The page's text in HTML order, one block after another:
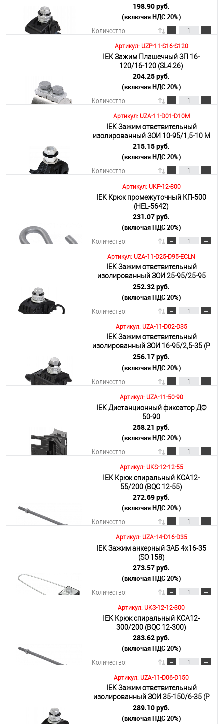
Подробнее
ECOLINE
198.90 руб.
(включая НДС 20%)
Количество:
В корзину
Подробнее
Артикул: UZP-11-S16-S120
IEK Зажим Плашечный ЗП 16-
120/16-120 (SL4.26)
204.25 руб.
(включая НДС 20%)
Количество:
В корзину
Подробнее
Артикул: UZA-11-D01-D10M
IEK Зажим ответвительный
изолированный ЗОИ 10-95/1,5-10 М
215.15 руб.
(включая НДС 20%)
Количество:
В корзину
Подробнее
Артикул: UKP-12-800
IEK Крюк промежуточный КП-500
(HEL-5642)
231.07 руб.
(включая НДС 20%)
Количество:
В корзину
Подробнее
Артикул: UZA-11-D25-D95-ECLN
IEK Зажим ответвительный
изолированный ЗОИ 25-95/25-95
ECOLINE
252.32 руб.
(включая НДС 20%)
Количество:
В корзину
Подробнее
Артикул: UZA-11-D02-D35
IEK Зажим ответвительный
изолированный ЗОИ 16-95/2,5-35 (P
645, P2X-95, SLIW15.1)
256.17 руб.
(включая НДС 20%)
Количество:
В корзину
Подробнее
Артикул: UZA-11-50-90
IEK Дистанционный фиксатор ДФ
50-90
258.21 руб.
(включая НДС 20%)
Количество:
В корзину
Подробнее
Артикул: UKS-12-12-55
IEK Крюк спиральный КСА12-
55/200 (BQC 12-55)
272.69 руб.
(включая НДС 20%)
Количество:
В корзину
Подробнее
Артикул: UZA-14-D16-D35
IEK Зажим анкерный ЗАБ 4х16-35
(SO 158)
273.57 руб.
(включая НДС 20%)
Количество:
В корзину
Подробнее
Артикул: UKS-12-12-300
IEK Крюк спиральный КСА12-
300/200 (BQC 12-300)
283.62 руб.
(включая НДС 20%)
Количество:
В корзину
Подробнее
Артикул: UZA-11-D06-D150
IEK Зажим ответвительный
изолированный ЗОИ 35-150/6-35 (P
645, P2R-150)
289.10 руб.
(включая НДС 20%)